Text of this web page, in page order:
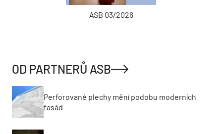
ASB 03/2026
OD PARTNERŮ ASB
Perforované plechy mění podobu moderních
fasád